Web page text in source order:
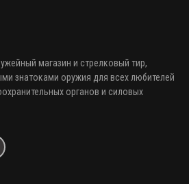
магазин и стрелковый тир,
знатоками оружия для всех любителей
органов и силовых